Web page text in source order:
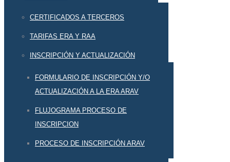
CERTIFICADOS A TERCEROS
TARIFAS ERA Y RAA
INSCRIPCIÓN Y ACTUALIZACIÓN
FORMULARIO DE INSCRIPCIÓN Y/O
ACTUALIZACIÓN A LA ERA ARAV
FLUJOGRAMA PROCESO DE
INSCRIPCION
PROCESO DE INSCRIPCIÓN ARAV